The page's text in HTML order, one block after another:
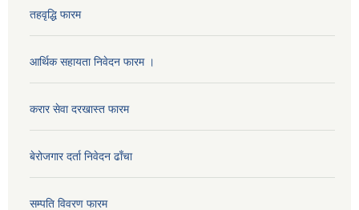
तहवृद्धि फारम
आर्थिक सहायता निवेदन फारम ।
करार सेवा दरखास्त फारम
बेरोजगार दर्ता निवेदन ढाँचा
सम्पति विवरण फारम